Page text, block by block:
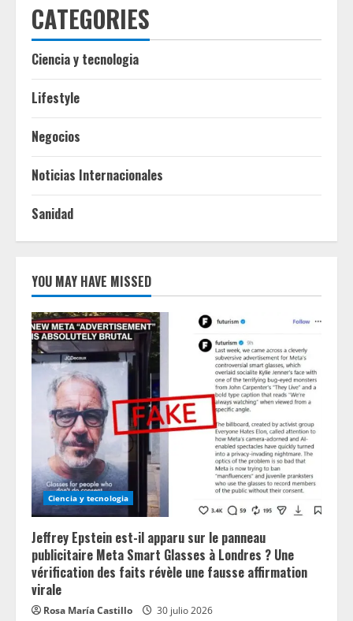
CATEGORIES
Ciencia y tecnologia
Lifestyle
Negocios
Noticias Internacionales
Sanidad
YOU MAY HAVE MISSED
Ciencia y tecnologia
Jeffrey Epstein est-il apparu sur le panneau
publicitaire Meta Smart Glasses à Londres ? Une
vérification des faits révèle une fausse affirmation
virale
Rosa María Castillo 30 julio 2026